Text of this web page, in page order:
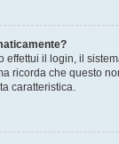
effettui il login, il
ricorda che questo
caratteristica.